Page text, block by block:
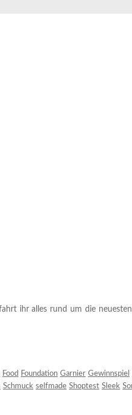
ihr alles rund um die
Food Foundation Garnier Gewinnspiel
Schmuck selfmade Shoptest Sleek